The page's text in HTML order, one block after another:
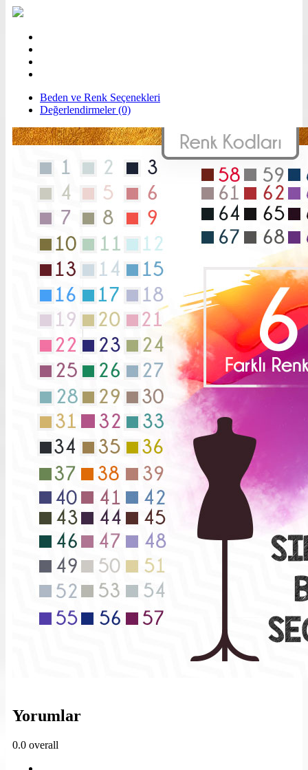
Beden ve Renk Seçenekleri
Değerlendirmeler (0)
Yorumlar
0.0 overall